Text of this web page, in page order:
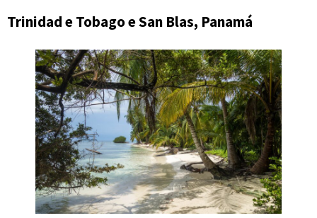
Trinidad e Tobago e San Blas, Panamá